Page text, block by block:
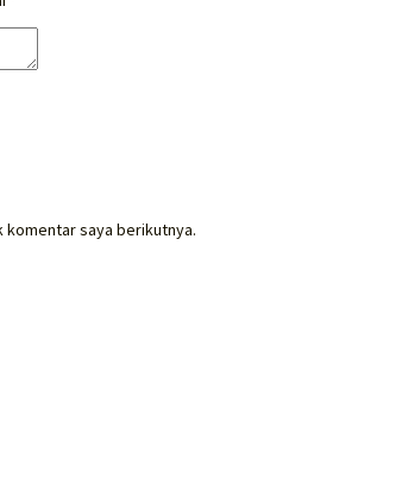
komentar saya berikutnya.